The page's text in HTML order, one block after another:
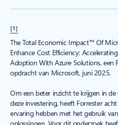
[1]
The Total Economic Impact™ Of
Enhance Cost Efficiency:
Adoption With Azure Solutions, een
opdracht van Microsoft, juni 2025.
Om een beter inzicht te krijgen in
deze investering, heeft Forrester
ervaring hebben met het gebruik